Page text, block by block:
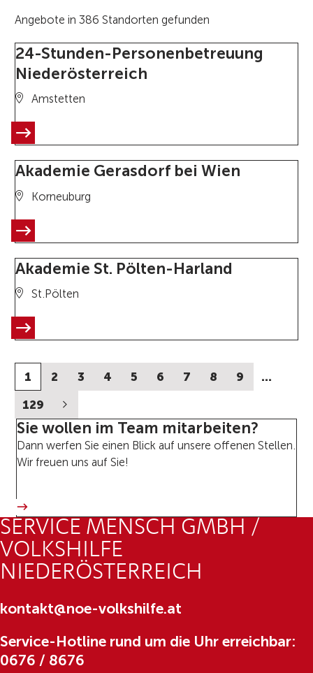
Angebote in 386 Standorten gefunden
24-Stunden-Personenbetreuung
Niederösterreich
Amstetten
Akademie Gerasdorf bei Wien
Korneuburg
Akademie St. Pölten-Harland
St.Pölten
1 2 3 4 5 6 7 8 9
…
129
Sie wollen im Team mitarbeiten?
Dann werfen Sie einen Blick auf unsere offenen Stellen.
Wir freuen uns auf Sie!
SERVICE MENSCH GMBH /
VOLKSHILFE
NIEDERÖSTERREICH
kontakt@noe-volkshilfe.at
Service-Hotline rund um die Uhr erreichbar:
0676 / 8676